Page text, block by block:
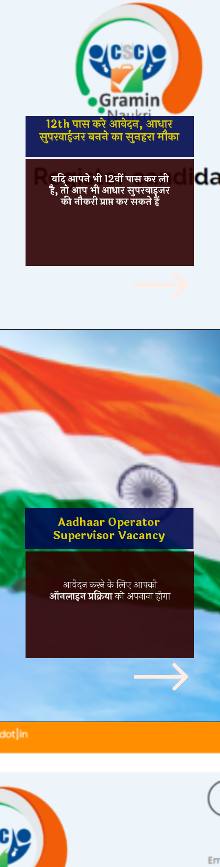
12th पास करे आवेदन, आधार
सुपरवाईजर बनने का सुनहरा मौका
यदि आपने भी 12वीं पास कर ली
है, तो आप भी आधार सुपरवाइजर
की नौकरी प्राप्त कर सकते हैं
Aadhaar Operator
Supervisor Vacancy
आवेदन करने के लिए आपको
ऑनलाइन प्रक्रियाको अपनाना होगा